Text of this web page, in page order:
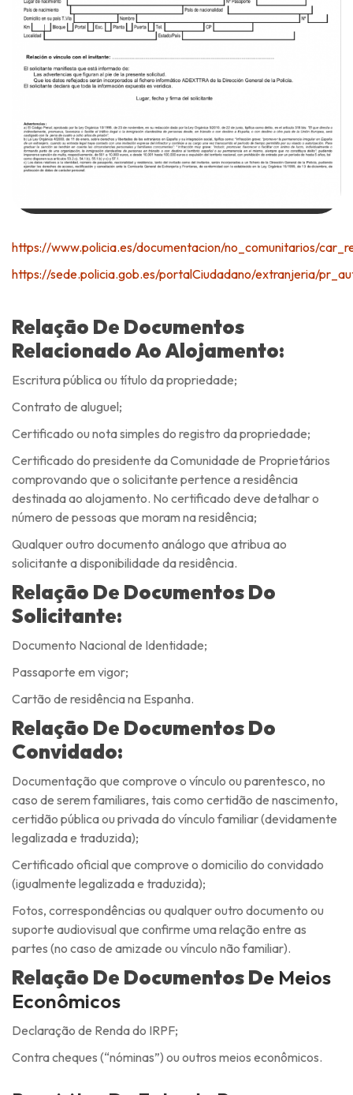
https://www.policia.es/documentacion/no_comunitarios/
https://sede.policia.gob.es/portalCiudadano/extranjeria/
Relação De Documentos
Relacionado Ao Alojamento:
Escritura pública ou título da propriedade;
Contrato de aluguel;
Certificado ou nota simples do registro da propriedade;
Certificado do presidente da Comunidade de Proprietários
comprovando que o solicitante pertence a residência
destinada ao alojamento. No certificado deve detalhar o
número de pessoas que moram na residência;
Qualquer outro documento análogo que atribua ao
solicitante a disponibilidade da residência.
Relação De Documentos Do
Solicitante:
Documento Nacional de Identidade;
Passaporte em vigor;
Cartão de residência na Espanha.
Relação De Documentos Do
Convidado:
Documentação que comprove o vínculo ou parentesco, no
caso de serem familiares, tais como certidão de nascimento,
certidão pública ou privada do vínculo familiar (devidamente
legalizada e traduzida);
Certificado oficial que comprove o domicilio do convidado
(igualmente legalizada e traduzida);
Fotos, correspondências ou qualquer outro documento ou
suporte audiovisual que confirme uma relação entre as
partes (no caso de amizade ou vínculo não familiar).
Relação De Documentos DE Meios
Econômicos
Declaração de Renda do IRPF;
Contra cheques (“nóminas”) ou outros meios econômicos.